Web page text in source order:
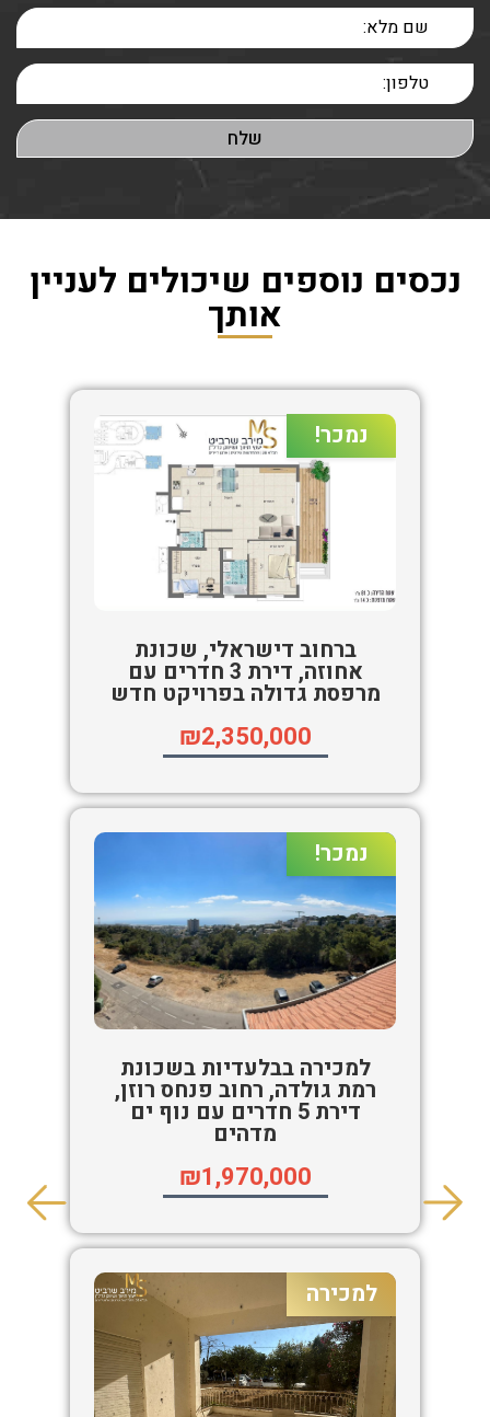
נכסים נוספים שיכולים לעניין
אותך
נמכר!
ברחוב דישראלי, שכונת
אחוזה, דירת 3 חדרים עם
מרפסת גדולה בפרויקט חדש
₪2,350,000
נמכר!
למכירה בבלעדיות בשכונת
רמת גולדה, רחוב פנחס רוזן,
דירת 5 חדרים עם נוף ים
מדהים
₪1,970,000
למכירה